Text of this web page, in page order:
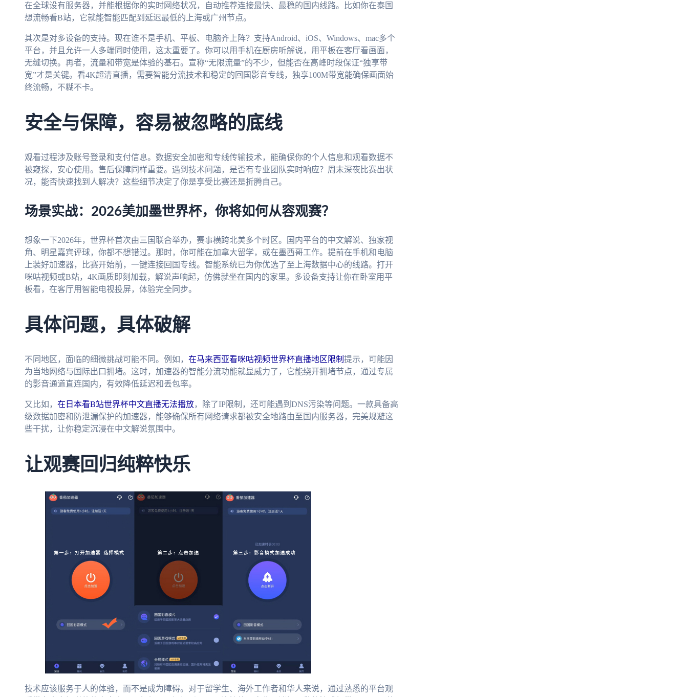
在全球设有服务器，并能根据你的实时网络状况，自动推荐连接最快、最稳的国内线路。比如你在泰国
想流畅看B站，它就能智能匹配到延迟最低的上海或广州节点。
其次是对多设备的支持。现在谁不是手机、平板、电脑齐上阵？支持Android、iOS、Windows、mac多个
平台，并且允许一人多端同时使用，这太重要了。你可以用手机在厨房听解说，用平板在客厅看画面，
无缝切换。再者，流量和带宽是体验的基石。宣称“无限流量”的不少，但能否在高峰时段保证“独享带
宽”才是关键。看4K超清直播，需要智能分流技术和稳定的回国影音专线，独享100M带宽能确保画面始
终流畅，不糊不卡。
安全与保障，容易被忽略的底线
观看过程涉及账号登录和支付信息。数据安全加密和专线传输技术，能确保你的个人信息和观看数据不
被窥探，安心使用。售后保障同样重要。遇到技术问题，是否有专业团队实时响应？周末深夜比赛出状
况，能否快速找到人解决？这些细节决定了你是享受比赛还是折腾自己。
场景实战：2026美加墨世界杯，你将如何从容观赛？
想象一下2026年，世界杯首次由三国联合举办，赛事横跨北美多个时区。国内平台的中文解说、独家视
角、明星嘉宾评球，你都不想错过。那时，你可能在加拿大留学，或在墨西哥工作。提前在手机和电脑
上装好加速器，比赛开始前，一键连接回国专线。智能系统已为你优选了至上海数据中心的线路。打开
咪咕视频或B站，4K画质即刻加载，解说声响起，仿佛就坐在国内的家里。多设备支持让你在卧室用平
板看，在客厅用智能电视投屏，体验完全同步。
具体问题，具体破解
不同地区，面临的细微挑战可能不同。例如， 在马来西亚看咪咕视频世界杯直播地区限制 提示，可能因
为当地网络与国际出口拥堵。这时，加速器的智能分流功能就显威力了，它能绕开拥堵节点，通过专属
的影音通道直连国内，有效降低延迟和丢包率。
又比如， 在日本看B站世界杯中文直播无法播放，除了IP限制，还可能遇到DNS污染等问题。一款具备高
级数据加密和防泄漏保护的加速器，能够确保所有网络请求都被安全地路由至国内服务器，完美规避这
些干扰，让你稳定沉浸在中文解说氛围中。
让观赛回归纯粹快乐
技术应该服务于人的体验，而不是成为障碍。对于留学生、海外工作者和华人来说，通过熟悉的平台观